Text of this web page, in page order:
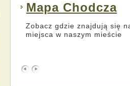
Mapa Chodcza
Zobacz gdzie znajdują się
miejsca w naszym mieście